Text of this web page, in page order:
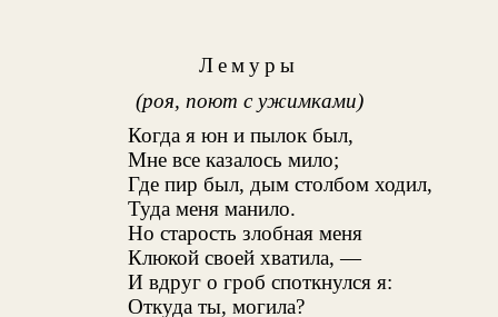
Лемуры
(роя, поют с ужимками)
Когда я юн и пылок был,
Мне все казалось мило;
Где пир был, дым столбом ходил,
Туда меня манило.
Но старость злобная меня
Клюкой своей хватила, —
И вдруг о гроб споткнулся я:
Откуда ты, могила?